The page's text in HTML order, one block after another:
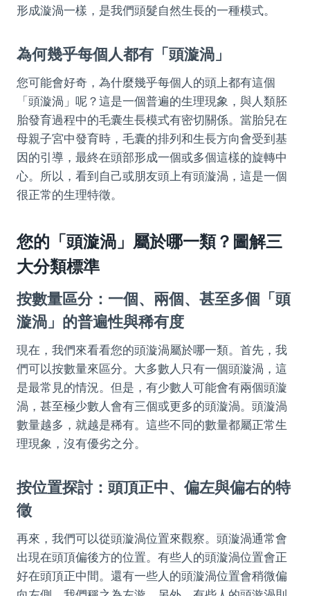
形成漩渦一樣，是我們頭髮自然生長的一種模式。
為何幾乎每個人都有「頭漩渦」
您可能會好奇，為什麼幾乎每個人的頭上都有這個
「頭漩渦」呢？這是一個普遍的生理現象，與人類胚
胎發育過程中的毛囊生長模式有密切關係。當胎兒在
母親子宮中發育時，毛囊的排列和生長方向會受到基
因的引導，最終在頭部形成一個或多個這樣的旋轉中
心。所以，看到自己或朋友頭上有頭漩渦，這是一個
很正常的生理特徵。
您的「頭漩渦」屬於哪一類？圖解三
大分類標準
按數量區分：一個、兩個、甚至多個「頭
漩渦」的普遍性與稀有度
現在，我們來看看您的頭漩渦屬於哪一類。首先，我
們可以按數量來區分。大多數人只有一個頭漩渦，這
是最常見的情況。但是，有少數人可能會有兩個頭漩
渦，甚至極少數人會有三個或更多的頭漩渦。頭漩渦
數量越多，就越是稀有。這些不同的數量都屬正常生
理現象，沒有優劣之分。
按位置探討：頭頂正中、偏左與偏右的特
徵
再來，我們可以從頭漩渦位置來觀察。頭漩渦通常會
出現在頭頂偏後方的位置。有些人的頭漩渦位置會正
好在頭頂正中間。還有一些人的頭漩渦位置會稍微偏